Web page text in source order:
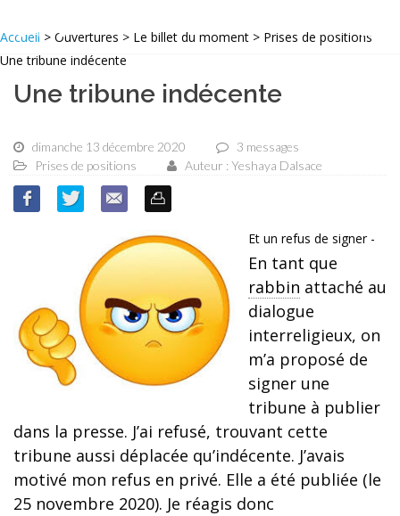
Accueil > Ouvertures > Le billet du moment > Prises de positions
Une tribune indécente
Une tribune indécente
dimanche 13 décembre 2020
3 messages
Prises de positions
Auteur : Yeshaya Dalsace
Et un refus de signer -
En tant que
rabbin attaché au
dialogue
interreligieux, on
m’a proposé de
signer une
tribune à publier
dans la presse. J’ai refusé, trouvant cette
tribune aussi déplacée qu’indécente. J’avais
motivé mon refus en privé. Elle a été publiée (le
25 novembre 2020). Je réagis donc